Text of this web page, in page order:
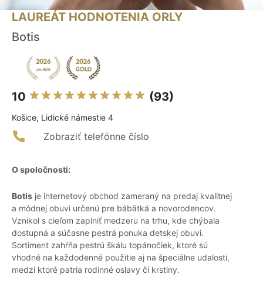
LAUREÁT HODNOTENIA ORLY
Botis
10 (93)
Košice, Lidické námestie 4
Zobraziť telefónne číslo
O spoločnosti:
Botis je internetový obchod zameraný na predaj kvalitnej
a módnej obuvi určenú pre bábätká a novorodencov.
Vznikol s cieľom zaplniť medzeru na trhu, kde chýbala
dostupná a súčasne pestrá ponuka detskej obuvi.
Sortiment zahŕňa pestrú škálu topánočiek, ktoré sú
vhodné na každodenné použitie aj na špeciálne udalosti,
medzi ktoré patria rodinné oslavy či krstiny.